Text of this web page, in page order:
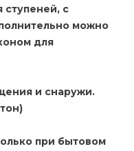
ступеней, с
можно
для
и снаружи.
при бытовом